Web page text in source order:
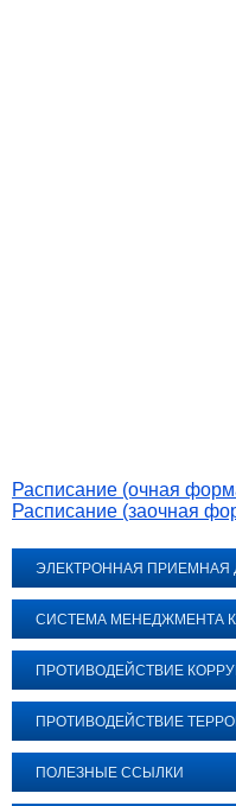
Расписание (очная
Расписание (заочная
ЭЛЕКТРОННАЯ ПРИЕМНАЯ
СИСТЕМА МЕНЕДЖМЕНТА
ПРОТИВОДЕЙСТВИЕ
ПРОТИВОДЕЙСТВИЕ
ПОЛЕЗНЫЕ ССЫЛКИ